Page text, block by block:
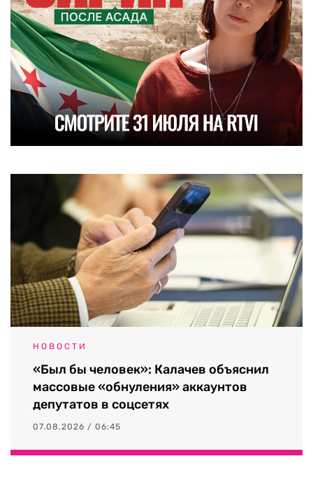
НОВОСТИ
«Был бы человек»: Калачев объяснил
массовые «обнуления» аккаунтов
депутатов в соцсетях
07.08.2026 / 06:45